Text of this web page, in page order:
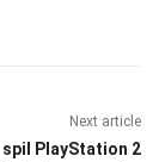
Next article
spil PlayStation 2